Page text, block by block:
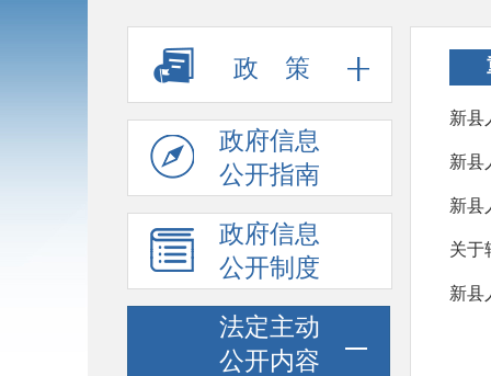
政 策
政府信息
公开指南
政府信息
公开制度
法定主动
公开内容
新县
新县
新县
新县